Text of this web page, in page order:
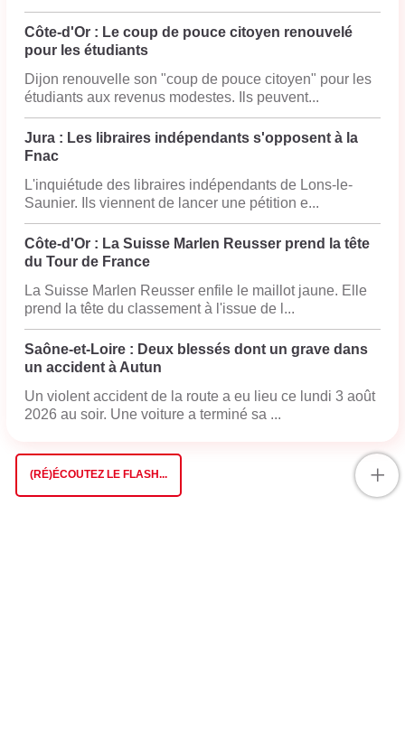
Côte-d'Or : Le coup de pouce citoyen renouvelé
pour les étudiants
Dijon renouvelle son "coup de pouce citoyen" pour les
étudiants aux revenus modestes. Ils peuvent...
Jura : Les libraires indépendants s'opposent à la
Fnac
L'inquiétude des libraires indépendants de Lons-le-
Saunier. Ils viennent de lancer une pétition e...
Côte-d'Or : La Suisse Marlen Reusser prend la tête
du Tour de France
La Suisse Marlen Reusser enfile le maillot jaune. Elle
prend la tête du classement à l'issue de l...
Saône-et-Loire : Deux blessés dont un grave dans
un accident à Autun
Un violent accident de la route a eu lieu ce lundi 3 août
2026 au soir. Une voiture a terminé sa ...
(RÉ)ÉCOUTEZ LE FLASH... +